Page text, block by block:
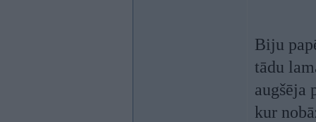
Biju
tādu
augšēja
kur